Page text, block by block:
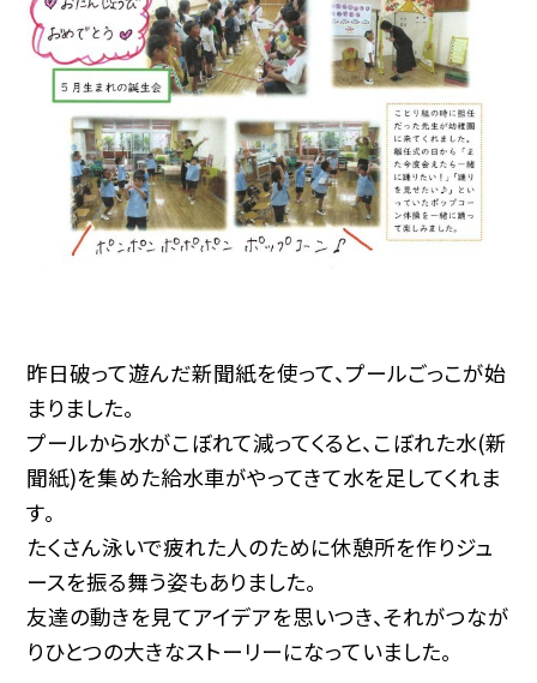
昨日破って遊んだ新聞紙を使って、プールごっこが始
まりました。
プールから水がこぼれて減ってくると、こぼれた水(新
聞紙)を集めた給水車がやってきて水を足してくれま
す。
たくさん泳いで疲れた人のために休憩所を作りジュ
ースを振る舞う姿もありました。
友達の動きを見てアイデアを思いつき、それがつなが
りひとつの大きなストーリーになっていました。